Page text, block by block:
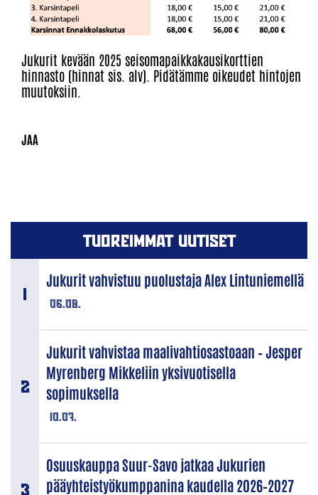
Jukurit kevään 2025 seisomapaikkakausikorttien
hinnasto (hinnat sis. alv). Pidätämme oikeudet hintojen
muutoksiin.
TUOREIMMAT UUTISET
06.08.
Jukurit vahvistuu puolustaja Alex Lintuniemellä
10.07.
Jukurit vahvistaa maalivahtiosastoaan – Jesper
Myrenberg Mikkeliin yksivuotisella
sopimuksella
Osuuskauppa Suur-Savo jatkaa Jukurien
pääyhteistyökumppanina kaudella 2026–2027